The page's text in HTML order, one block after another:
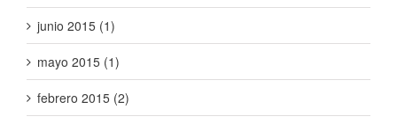
junio 2015 (1)
mayo 2015 (1)
febrero 2015 (2)